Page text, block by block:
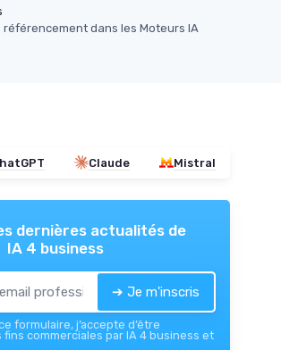
dans les Moteurs IA
Claude Mistral
dernières actualités de
IA 4 business
➔ Je m'inscris
formulaire, j’accepte d’être
fins commerciales par IA 4 business et